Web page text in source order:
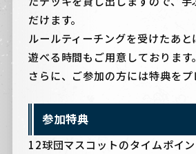
だけます。
ルールティーチングを受けたあ
遊べる時間もご用意しております。
さらに、ご参加の方には特典をプ
参加特典
12球団マスコットのタイムポイ